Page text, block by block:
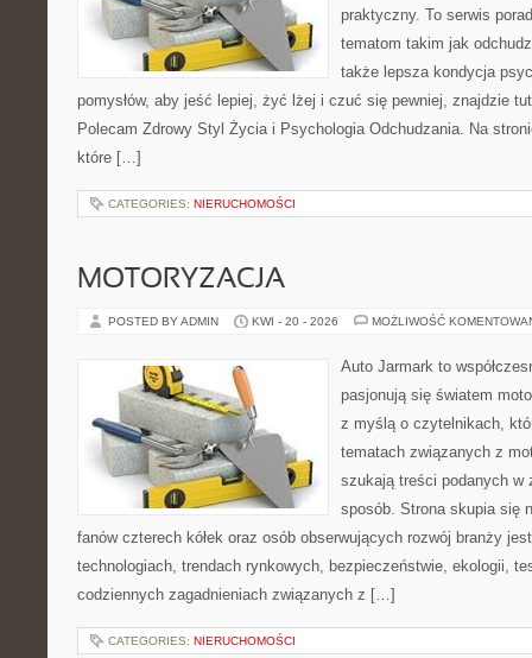
praktyczny. To serwis
tematom takim jak
także lepsza kondycja
pomysłów, aby jeść lepiej, żyć lżej i czuć się pewniej, znajdzie
Polecam Zdrowy Styl Życia i Psychologia Odchudzania. Na
które […]
CATEGORIES: NIERUCHOMOŚCI
MOTORYZACJA
POSTED BY ADMIN KWI - 20 - 2026 MOŻLIWOŚĆ
Auto Jarmark to
pasjonują się światem
z myślą o czytelnikach,
tematach związanych z
szukają treści podanych w
sposób. Strona skupia się
fanów czterech kółek oraz osób obserwujących rozwój branży
technologiach, trendach rynkowych, bezpieczeństwie, ekologii,
codziennych zagadnieniach związanych z […]
CATEGORIES: NIERUCHOMOŚCI